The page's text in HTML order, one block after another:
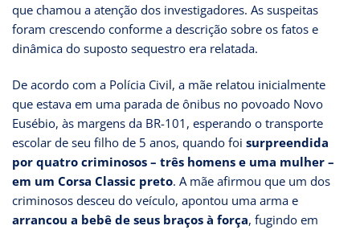
que chamou a atenção dos investigadores. As suspeitas
foram crescendo conforme a descrição sobre os fatos e
dinâmica do suposto sequestro era relatada.
De acordo com a Polícia Civil, a mãe relatou inicialmente
que estava em uma parada de ônibus no povoado Novo
Eusébio, às margens da BR-101, esperando o transporte
escolar de seu filho de 5 anos, quando foi surpreendida
por quatro criminosos – três homens e uma mulher –
em um Corsa Classic preto. A mãe afirmou que um dos
criminosos desceu do veículo, apontou uma arma e
arrancou a bebê de seus braços à força, fugindo em